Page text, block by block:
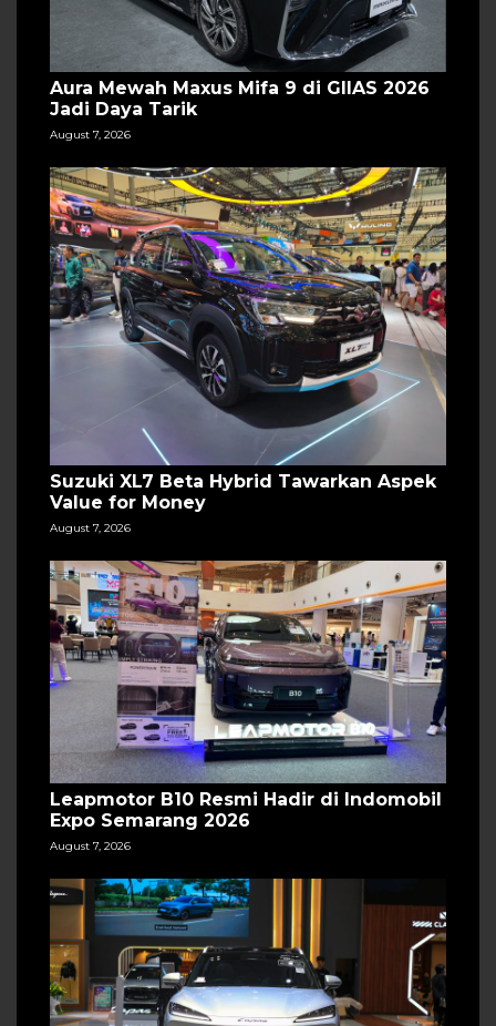
Aura Mewah Maxus Mifa 9 di GIIAS 2026
Jadi Daya Tarik
August 7, 2026
Suzuki XL7 Beta Hybrid Tawarkan Aspek
Value for Money
August 7, 2026
Leapmotor B10 Resmi Hadir di Indomobil
Expo Semarang 2026
August 7, 2026